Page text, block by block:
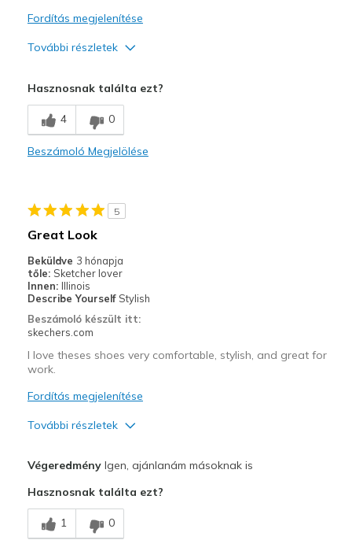
Fordítás megjelenítése
További részletek
Sizing
Feels true to size
View On Shoes
Hasznosnak találta ezt?
4 0
Beszámoló Megjelölése
5
Great Look
Beküldve 3 hónapja
tőle: Sketcher lover
Innen: Illinois
Describe Yourself Stylish
Beszámoló készült itt:
skechers.com
I love theses shoes very comfortable, stylish, and great for
work.
Fordítás megjelenítése
További részletek
Comfortable
Stylish
VégeredményIgen, ajánlanám másoknak is
Hasznosnak találta ezt?
1 0